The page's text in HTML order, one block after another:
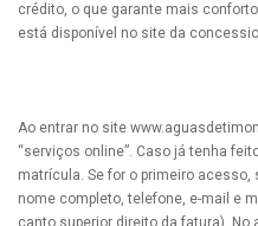
crédito, o que garante mais
está disponível no site da
Ao entrar no site
“serviços online”. Caso já tenha
matrícula. Se for o primeiro
nome completo, telefone, e-mail e
canto superior direito da fatura).